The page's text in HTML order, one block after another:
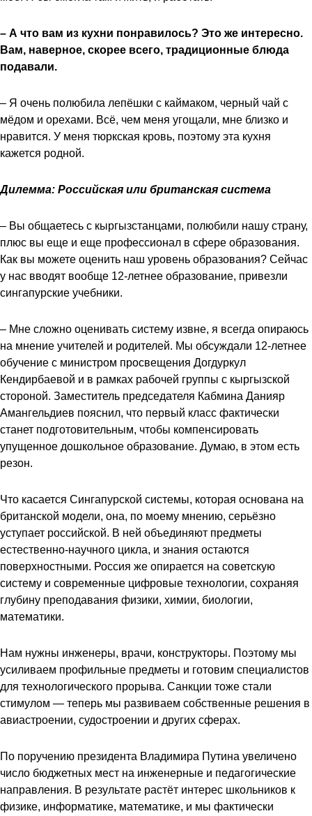
– А что вам из кухни понравилось? Это же интересно.
Вам, наверное, скорее всего, традиционные блюда
подавали.
– Я очень полюбила лепёшки с каймаком, черный чай с
мёдом и орехами. Всё, чем меня угощали, мне близко и
нравится. У меня тюркская кровь, поэтому эта кухня
кажется родной.
Дилемма: Российская или британская система
– Вы общаетесь с кыргызстанцами, полюбили нашу страну,
плюс вы еще и еще профессионал в сфере образования.
Как вы можете оценить наш уровень образования? Сейчас
у нас вводят вообще 12-летнее образование, привезли
сингапурские учебники.
– Мне сложно оценивать систему извне, я всегда опираюсь
на мнение учителей и родителей. Мы обсуждали 12-летнее
обучение с министром просвещения Догдуркул
Кендирбаевой и в рамках рабочей группы с кыргызской
стороной. Заместитель председателя Кабмина Данияр
Амангельдиев пояснил, что первый класс фактически
станет подготовительным, чтобы компенсировать
упущенное дошкольное образование. Думаю, в этом есть
резон.
Что касается Сингапурской системы, которая основана на
британской модели, она, по моему мнению, серьёзно
уступает российской. В ней объединяют предметы
естественно-научного цикла, и знания остаются
поверхностными. Россия же опирается на советскую
систему и современные цифровые технологии, сохраняя
глубину преподавания физики, химии, биологии,
математики.
Нам нужны инженеры, врачи, конструкторы. Поэтому мы
усиливаем профильные предметы и готовим специалистов
для технологического прорыва. Санкции тоже стали
стимулом — теперь мы развиваем собственные решения в
авиастроении, судостроении и других сферах.
По поручению президента Владимира Путина увеличено
число бюджетных мест на инженерные и педагогические
направления. В результате растёт интерес школьников к
физике, информатике, математике, и мы фактически